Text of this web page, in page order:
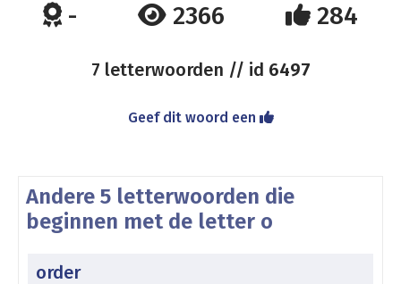
- 2366 284
7 letterwoorden // id 6497
Geef dit woord een
Andere 5 letterwoorden die
beginnen met de letter o
order